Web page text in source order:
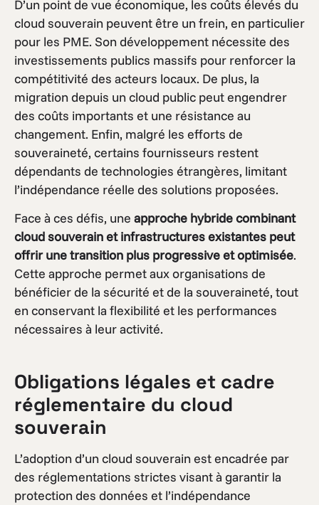
D’un point de vue économique, les coûts élevés du
cloud souverain peuvent être un frein, en particulier
pour les PME. Son développement nécessite des
investissements publics massifs pour renforcer la
compétitivité des acteurs locaux. De plus, la
migration depuis un cloud public peut engendrer
des coûts importants et une résistance au
changement. Enfin, malgré les efforts de
souveraineté, certains fournisseurs restent
dépendants de technologies étrangères, limitant
l’indépendance réelle des solutions proposées.
Face à ces défis, une approche hybride combinant
cloud souverain et infrastructures existantes peut
offrir une transition plus progressive et optimisée.
Cette approche permet aux organisations de
bénéficier de la sécurité et de la souveraineté, tout
en conservant la flexibilité et les performances
nécessaires à leur activité.
Obligations légales et cadre
réglementaire du cloud
souverain
L’adoption d’un cloud souverain est encadrée par
des réglementations strictes visant à garantir la
protection des données et l’indépendance